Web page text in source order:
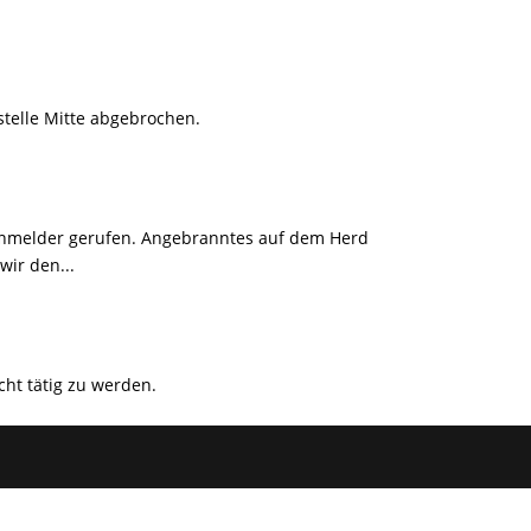
Mitte abgebrochen.
gerufen. Angebranntes auf dem Herd
den...
tätig zu werden.